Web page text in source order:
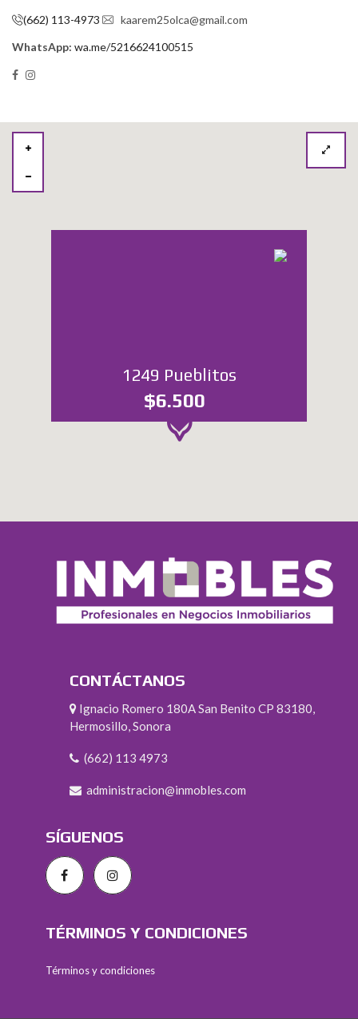
(662) 113-4973
kaarem25olca@gmail.com
WhatsApp: wa.me/5216624100515
1249 Pueblitos
$6.500
CONTÁCTANOS
Ignacio Romero 180A San Benito CP 83180,
Hermosillo, Sonora
(662) 113 4973
administracion@inmobles.com
SÍGUENOS
TÉRMINOS Y CONDICIONES
Términos y condiciones